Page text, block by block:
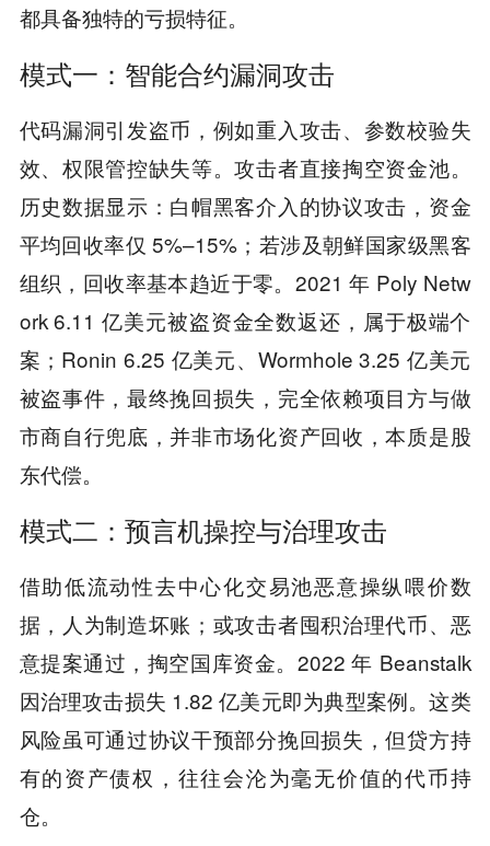
都具备独特的亏损特征。
模式一：智能合约漏洞攻击
代码漏洞引发盗币，例如重入攻击、参数校验失
效、权限管控缺失等。攻击者直接掏空资金池。
历史数据显示：白帽黑客介入的协议攻击，资金
平均回收率仅 5%–15%；若涉及朝鲜国家级黑客
组织，回收率基本趋近于零。2021 年 Poly Netw
ork 6.11 亿美元被盗资金全数返还，属于极端个
案；Ronin 6.25 亿美元、Wormhole 3.25 亿美元
被盗事件，最终挽回损失，完全依赖项目方与做
市商自行兜底，并非市场化资产回收，本质是股
东代偿。
模式二：预言机操控与治理攻击
借助低流动性去中心化交易池恶意操纵喂价数
据，人为制造坏账；或攻击者囤积治理代币、恶
意提案通过，掏空国库资金。2022 年 Beanstalk
因治理攻击损失 1.82 亿美元即为典型案例。这类
风险虽可通过协议干预部分挽回损失，但贷方持
有的资产债权，往往会沦为毫无价值的代币持
仓。